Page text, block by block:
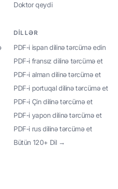
Doktor qeydi
DILLƏR
PDF-i ispan dilinə tərcümə edin
PDF-i fransız dilinə tərcümə et
PDF-i alman dilinə tərcümə et
PDF-i portuqal dilinə tərcümə et
PDF-i Çin dilinə tərcümə et
PDF-i yapon dilinə tərcümə et
PDF-i rus dilinə tərcümə et
Bütün 120+ Dil →